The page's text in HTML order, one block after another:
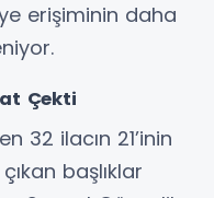
erişiminin daha
Çekti
32 ilacın 21’inin
başlıklar